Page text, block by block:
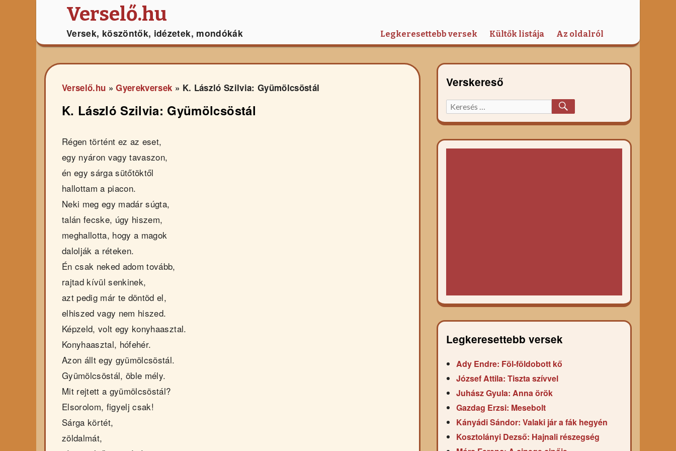
Verselő.hu
Versek, köszöntők, idézetek, mondókák Legkeresettebb versek Kültők listája Az oldalról
Verselő.hu »Gyerekversek » K. László Szilvia: Gyümölcsöstál
K. László Szilvia: Gyümölcsöstál
Régen történt ez az eset,
egy nyáron vagy tavaszon,
én egy sárga sütőtöktől
hallottam a piacon.
Neki meg egy madár súgta,
talán fecske, úgy hiszem,
meghallotta, hogy a magok
dalolják a réteken.
Én csak neked adom tovább,
rajtad kívül senkinek,
azt pedig már te döntöd el,
elhiszed vagy nem hiszed.
Képzeld, volt egy konyhaasztal.
Konyhaasztal, hófehér.
Azon állt egy gyümölcsöstál.
Gyümölcsöstál, öble mély.
Mit rejtett a gyümölcsöstál?
Elsorolom, figyelj csak!
Sárga körtét,
zöldalmát,
Verskereső
Keresett
főzelék
Legkeresettebb versek
Ady Endre: Föl-földobott kő
József Attila: Tiszta szívvel
Juhász Gyula: Anna örök
Gazdag Erzsi: Mesebolt
Kányádi Sándor: Valaki jár a fák hegyén
Kosztolányi Dezső: Hajnali részegség